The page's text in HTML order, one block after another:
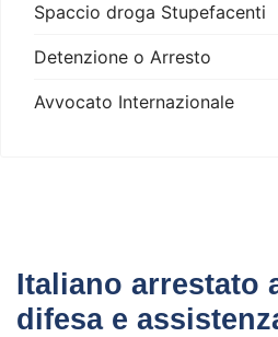
Spaccio droga Stupefacenti
Detenzione o Arresto
Avvocato Internazionale
Italiano arrestato
difesa e